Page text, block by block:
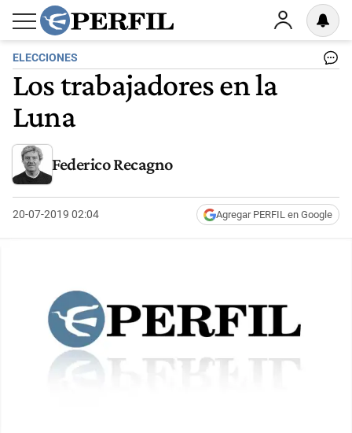
ELECCIONES
Los trabajadores en la
Luna
Federico Recagno
20-07-2019 02:04 Agregar PERFIL en Google